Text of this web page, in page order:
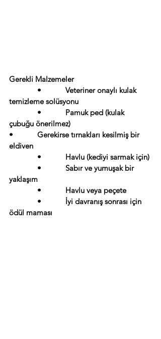
Gerekli Malzemeler
•            Veteriner onaylı kulak
temizleme solüsyonu
•            Pamuk ped (kulak
çubuğu önerilmez)
•            Gerekirse tırnakları kesilmiş bir
eldiven
•            Havlu (kediyi sarmak için)
•            Sabır ve yumuşak bir
yaklaşım
•            Havlu veya peçete
•            İyi davranış sonrası için
ödül maması